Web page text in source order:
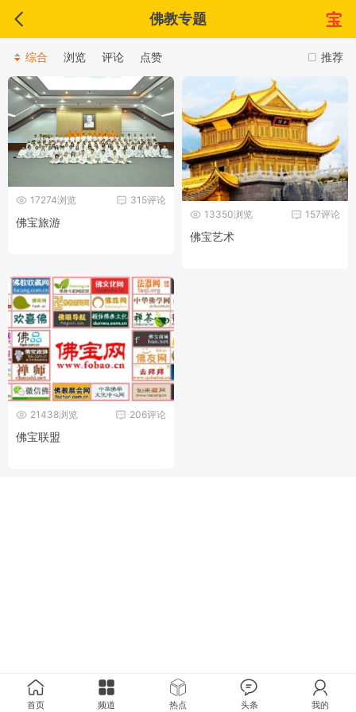
佛教专题
推荐
综合 浏览 评论 点赞
315评论
17274浏览
佛宝旅游
157评论
13350浏览
佛宝艺术
206评论
21438浏览
佛宝联盟
首页 频道 热点 头条 我的